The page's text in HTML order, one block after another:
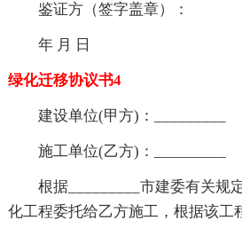
鉴证方（签字盖章）：
年 月 日
绿化迁移协议书4
建设单位(甲方)：_________
施工单位(乙方)：_________
根据_________市建委有关规
化工程委托给乙方施工，根据该工